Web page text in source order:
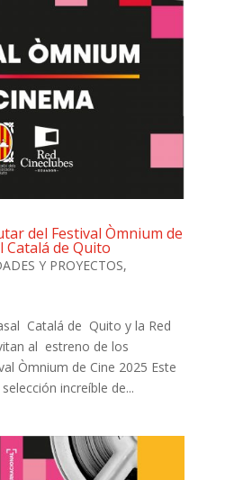
del Festival Òmnium de
Catalá de Quito
Y PROYECTOS,
Catalá de Quito y la Red
al estreno de los
Òmnium de Cine 2025 Este
increíble de...